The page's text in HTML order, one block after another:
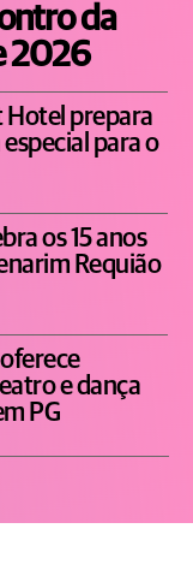
da
2026
Hotel prepara
para o
os 15 anos
Requião
e dança
PG